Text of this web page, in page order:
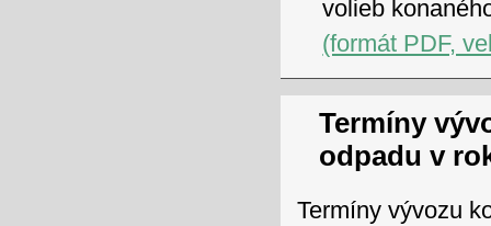
volieb
(formát PDF,
Termíny
odpadu v
Termíny vývozu